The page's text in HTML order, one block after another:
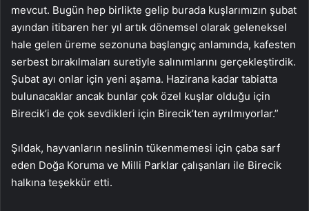
mevcut. Bugün hep birlikte gelip burada kuşlarımızın şubat
ayından itibaren her yıl artık dönemsel olarak geleneksel
hale gelen üreme sezonuna başlangıç anlamında, kafesten
serbest bırakılmaları suretiyle salınımlarını gerçekleştirdik.
Şubat ayı onlar için yeni aşama. Hazirana kadar tabiatta
bulunacaklar ancak bunlar çok özel kuşlar olduğu için
Birecik’i de çok sevdikleri için Birecik’ten ayrılmıyorlar.”
Şıldak, hayvanların neslinin tükenmemesi için çaba sarf
eden Doğa Koruma ve Milli Parklar çalışanları ile Birecik
halkına teşekkür etti.